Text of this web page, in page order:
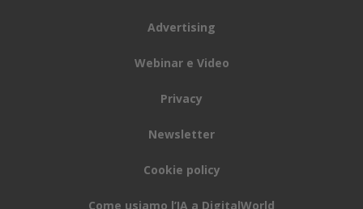
Advertising
Webinar e Video
Privacy
Newsletter
Cookie policy
Come usiamo l’IA a DigitalWorld